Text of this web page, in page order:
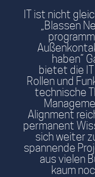
IT ist nicht
„Blassen
haben“
bietet die
Rollen und
technische
Alignment
permanent
sich weiter
spannende
aus vielen
kaum